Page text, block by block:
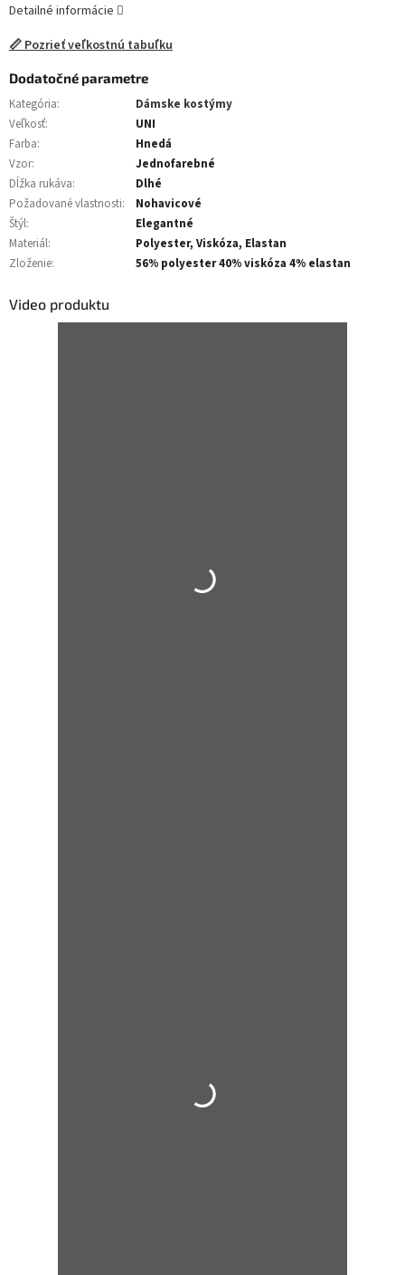
Detailné informácie
📏 Pozrieť veľkostnú tabuľku
Dodatočné parametre
Kategória:
Dámske kostýmy
Veľkosť:
UNI
Farba:
Hnedá
Vzor:
Jednofarebné
Dĺžka rukáva:
Dlhé
Požadované vlastnosti:
Nohavicové
Štýl:
Elegantné
Materiál:
Polyester, Viskóza, Elastan
Zloženie: 56% polyester 40% viskóza 4% elastan
Video produktu